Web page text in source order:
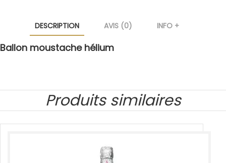
DESCRIPTION AVIS (0) INFO +
Ballon moustache hélium
Produits similaires